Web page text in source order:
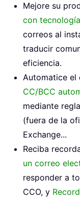
Mejore su
con
correos al
traducir
eficiencia.
Automatice el
CC/BCC
mediante
(fuera de la
Exchange...
Reciba
un correo
responder a
CCO, y